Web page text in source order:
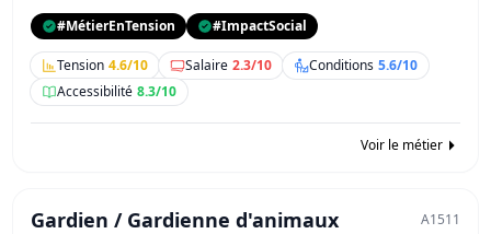
#MétierEnTension #ImpactSocial
Tension 4.6/10 Salaire 2.3/10 Conditions 5.6/10
Accessibilité 8.3/10
Voir le métier
Gardien / Gardienne d'animaux
A1511